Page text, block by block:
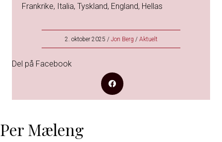
Frankrike, Italia, Tyskland, England, Hellas
2. oktober 2025 / Jon Berg / Aktuelt
Del på Facebook
Per Mæleng